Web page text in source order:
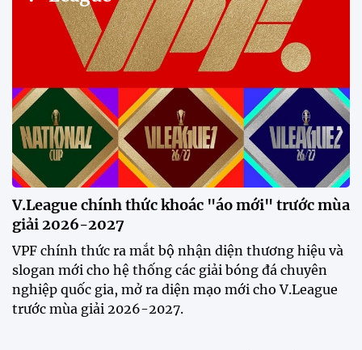
12:20 30/07/2026
Phóng viên Singapore bất ngờ
sao nhập tịch tuyển Việt Nam
20:19 29/07/2026
Đội tuyển Việt Nam chạm trán
Thái Lan tại Division 1 FIFA
ASEAN Cup 2026
Dàn sao U23 Việt Nam hội quân
trong mưa, sẵn sàng cho chiến